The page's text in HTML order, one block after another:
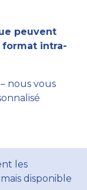
peuvent
intra-
nous vous
les
disponible